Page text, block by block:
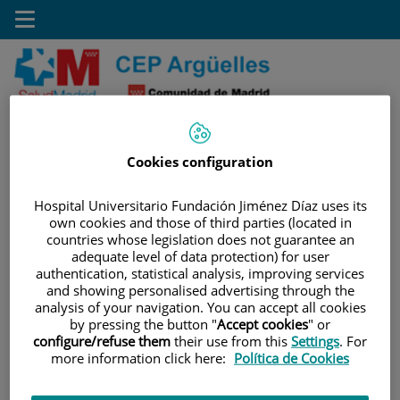
Toggle
navigation
|INFORMACIÓN GENERAL
Información general
¿Cómo puedo
pedir una cita?
Para acceder a las
consultas externas o
a las pruebas
Cookies configuration
Hospital Universitario Fundación Jiménez Díaz uses its
own cookies and those of third parties (located in
countries whose legislation does not guarantee an
adequate level of data protection) for user
authentication, statistical analysis, improving services
and showing personalised advertising through the
analysis of your navigation. You can accept all cookies
by pressing the button "Accept cookies" or
configure/refuse them their use from this Settings. For
more information click here: Política de Cookies